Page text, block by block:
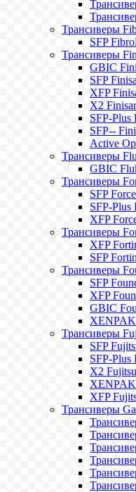
Трансиверы
SFP
Трансиверы
GBIC
SFP
XFP
X2 Finisar
SFP-Plus
SFP--
Active
Трансиверы
GBIC
Трансиверы
SFP
SFP-Plus
XFP
Трансиверы
XFP
SFP
Трансиверы
SFP
XFP
GBIC
Трансиверы
SFP
SFP-Plus
X2 Fujitsu
XFP
Трансиверы